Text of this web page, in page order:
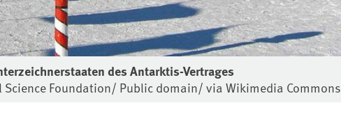
des Antarktis-Vertrages
Foundation/ Public domain/ via Wikimedia Commons